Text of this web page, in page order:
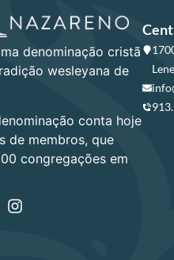
denominação cristã
wesleyana de
conta hoje
de membros, que
congregações em